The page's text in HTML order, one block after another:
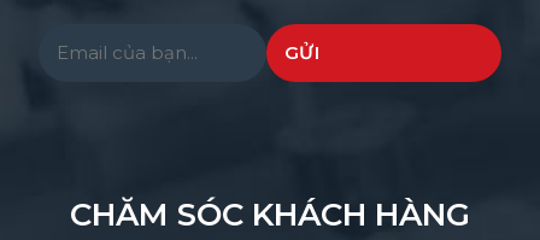
Please leave this field empty.
CHĂM SÓC KHÁCH HÀNG